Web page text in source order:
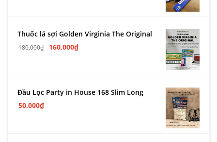
Thuốc lá sợi Golden Virginia The Original
180,000₫ 160,000₫
Đầu Lọc Party in House 168 Slim Long
50,000₫